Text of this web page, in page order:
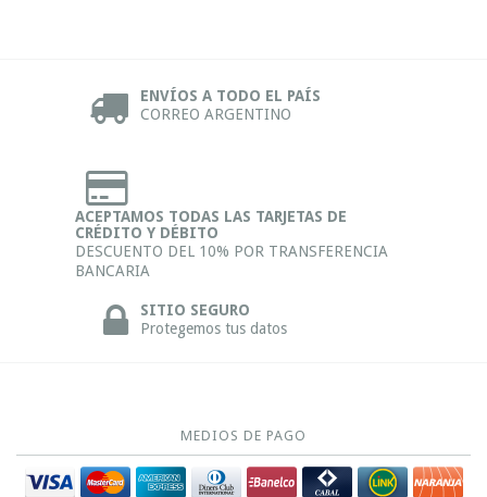
ENVÍOS A TODO EL PAÍS
CORREO ARGENTINO
ACEPTAMOS TODAS LAS TARJETAS DE
CRÉDITO Y DÉBITO
DESCUENTO DEL 10% POR TRANSFERENCIA
BANCARIA
SITIO SEGURO
Protegemos tus datos
MEDIOS DE PAGO